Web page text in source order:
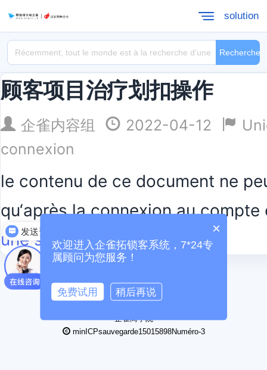
solution
Rechercher
顾客项目治疗划扣操作
企雀内容组 2022-04-12
connexion
le contenu de ce document ne
qu‘après la connexion au
une session
2013-2026MihuOs co., ltd., technologie mihu co., ltd
企雀商学院
minICPsauvegarde15015898Numéro-3
发送资料 ×
欢迎进入企雀拓锁客系统，7*24专
属顾问为您服务！
免费试用 稍后再说